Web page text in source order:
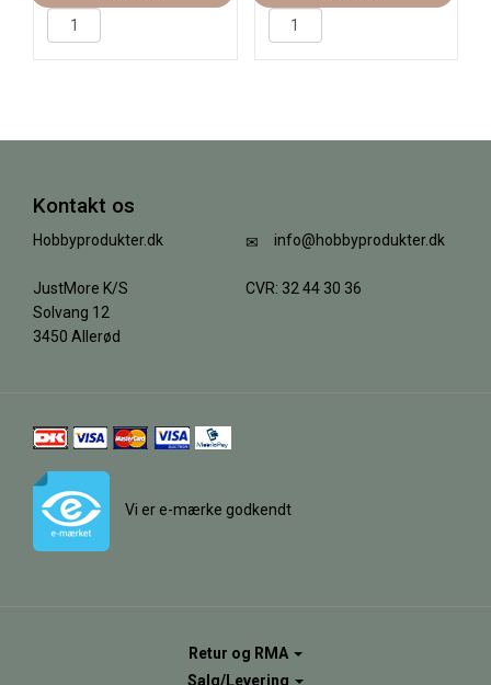
Kontakt os
Hobbyprodukter.dk
JustMore K/S
Solvang 12
3450 Allerød
info@hobbyprodukter.dk
CVR: 32 44 30 36
Vi er e-mærke godkendt
Retur og RMA
Salg/Levering